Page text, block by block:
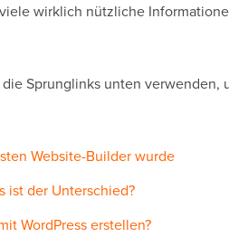
wirklich nützliche
Sprunglinks unten verwenden,
Website-Builder wurde
ist der Unterschied?
WordPress erstellen?